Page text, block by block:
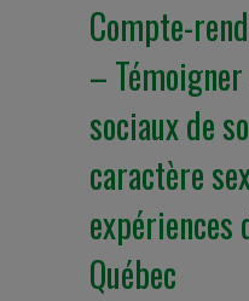
Compte-
–
sociaux de
caractère
expériences
Québec